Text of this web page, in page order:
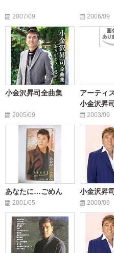
2007/09 2006/09
小金沢昇司全曲集
2005/09
アーティ
小金沢昇司
2003/09
あなたに…ごめん
2001/05
小金沢昇
2000/09